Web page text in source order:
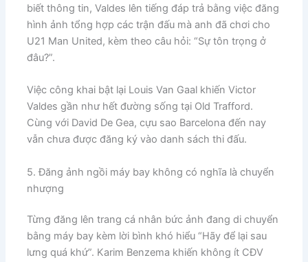
biết thông tin, Valdes lên tiếng đáp trả bằng việc đăng
hình ảnh tổng hợp các trận đấu mà anh đã chơi cho
U21 Man United, kèm theo câu hỏi: “Sự tôn trọng ở
đâu?”.
Việc công khai bật lại Louis Van Gaal khiến Victor
Valdes gần như hết đường sống tại Old Trafford.
Cùng với David De Gea, cựu sao Barcelona đến nay
vẫn chưa được đăng ký vào danh sách thi đấu.
5. Đăng ảnh ngồi máy bay không có nghĩa là chuyển
nhượng
​Từng đăng lên trang cá nhân bức ảnh đang di chuyển
bằng máy bay kèm lời bình khó hiểu “Hãy để lại sau
lưng quá khứ”. Karim Benzema khiến không ít CĐV